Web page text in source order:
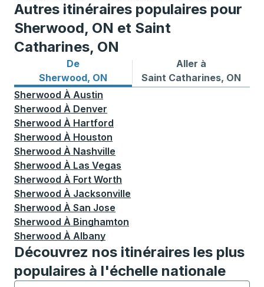
Autres itinéraires populaires pour
Sherwood, ON et Saint
Catharines, ON
De
Sherwood, ON
Itinéraires de bus depuis Sherwood, ON
Aller à
Saint Catharines, ON
Itinéraires de bus vers
Sherwood À Austin
Sherwood À Denver
Sherwood À Hartford
Sherwood À Houston
Sherwood À Nashville
Sherwood À Las Vegas
Sherwood À Fort Worth
Sherwood À Jacksonville
Sherwood À San Jose
Sherwood À Binghamton
Sherwood À Albany
Découvrez nos itinéraires les plus
populaires à l'échelle nationale